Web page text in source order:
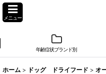
メニュー
年齢症状ブランド別
ホーム > ドッグ ドライフード > オ